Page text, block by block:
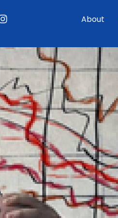
About